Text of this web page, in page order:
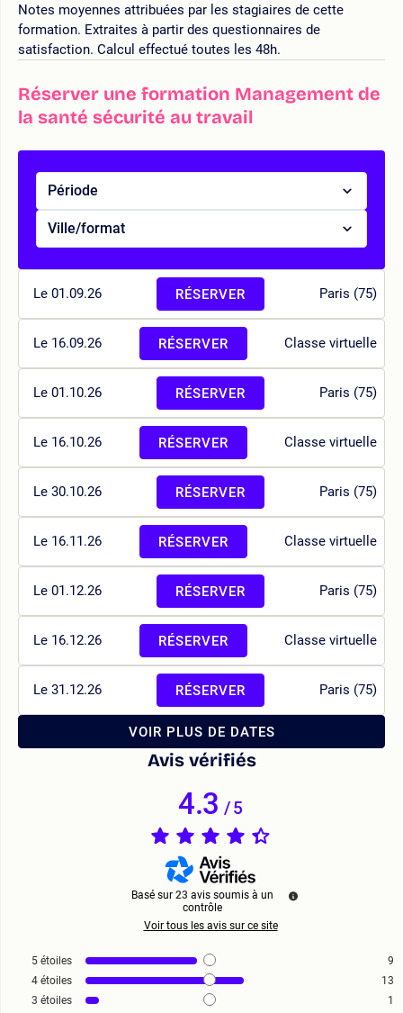
Notes moyennes attribuées par les stagiaires de cette
formation. Extraites à partir des questionnaires de
satisfaction. Calcul effectué toutes les 48h.
Réserver une formation Management de
la santé sécurité au travail
Période
Ville/format
Le 01.09.26 Paris (75)
RÉSERVER
Le 16.09.26 Classe virtuelle
RÉSERVER
Le 01.10.26 Paris (75)
RÉSERVER
Le 16.10.26 Classe virtuelle
RÉSERVER
Le 30.10.26 Paris (75)
RÉSERVER
Le 16.11.26 Classe virtuelle
RÉSERVER
Le 01.12.26 Paris (75)
RÉSERVER
Le 16.12.26 Classe virtuelle
RÉSERVER
Le 31.12.26 Paris (75)
RÉSERVER
VOIR PLUS DE DATES
Avis vérifiés
4.3/5
Basé sur 23 avis soumis à un
contrôle
Voir tous les avis sur ce site
5 étoiles
9
4 étoiles
13
3 étoiles
1